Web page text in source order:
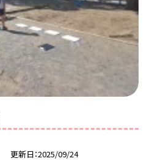
更新日 2025/09/24